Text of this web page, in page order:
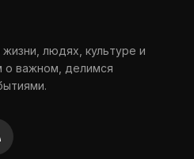
людях, культуре и
о важном, делимся